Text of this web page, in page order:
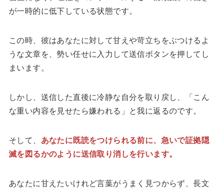
が一時的に低下している状態です。
この時、彼はあなたに対して甘えや苛立ちをぶつけるよ
うな文章を、勢い任せに入力して送信ボタンを押してし
まいます。
しかし、送信した直後に冷静な自分を取り戻し、「こん
な重い内容を見せたら嫌われる」と我に返るのです。
そして、 あなたに既読をつけられる前に、急いで証拠隠
滅を図るかのように送信取り消しを行います。
あなたに甘えたいけれど言葉がうまく見つからず、長文